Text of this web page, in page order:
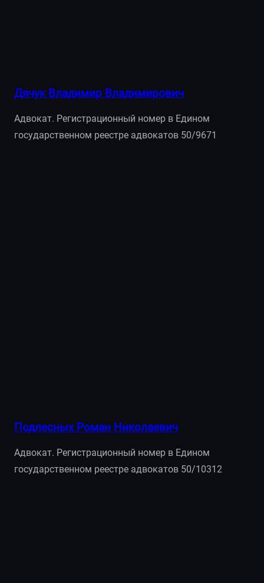
Дячук Владимир Владимирович
Адвокат. Регистрационный номер в Едином
государственном реестре адвокатов 50/9671
Подлесных Роман Николаевич
Адвокат. Регистрационный номер в Едином
государственном реестре адвокатов 50/10312